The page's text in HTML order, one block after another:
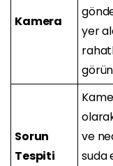
Kamera
yer
Sorun
Tespiti
ve
suda